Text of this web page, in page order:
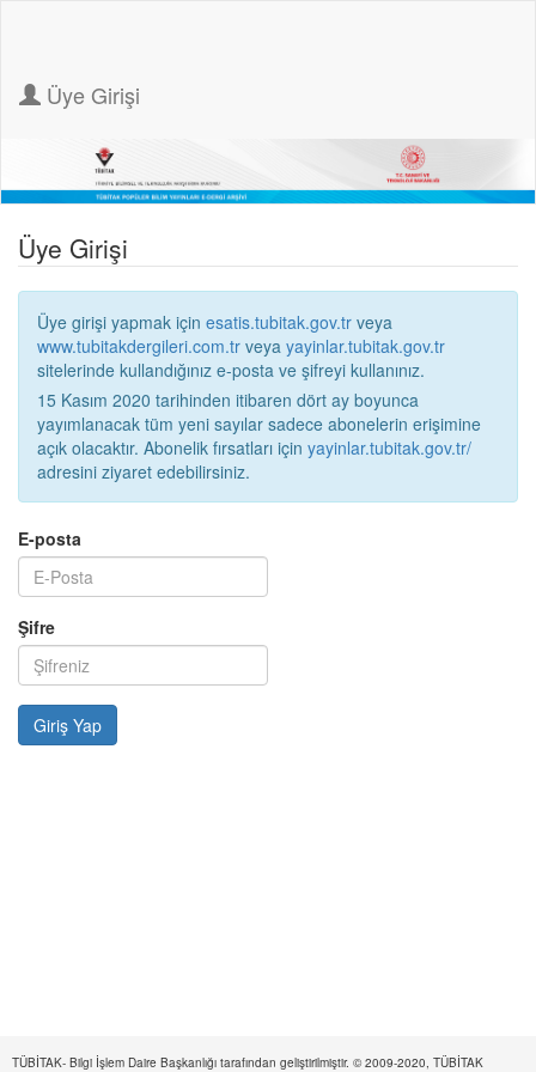
Üye Girişi
Üye Girişi
Üye girişi yapmak için esatis.tubitak.gov.tr veya
www.tubitakdergileri.com.tr veya yayinlar.tubitak.gov.tr
sitelerinde kullandığınız e-posta ve şifreyi kullanınız.
15 Kasım 2020 tarihinden itibaren dört ay boyunca
yayımlanacak tüm yeni sayılar sadece abonelerin erişimine
açık olacaktır. Abonelik fırsatları için yayinlar.tubitak.gov.tr/
adresini ziyaret edebilirsiniz.
E-posta
Şifre
TÜBİTAK- Bilgi İşlem Daire Başkanlığı tarafından geliştirilmiştir. © 2009-2020, TÜBİTAK